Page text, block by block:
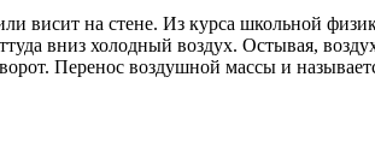
висит на стене. Из курса школьной
вниз холодный воздух. Остывая,
Перенос воздушной массы и